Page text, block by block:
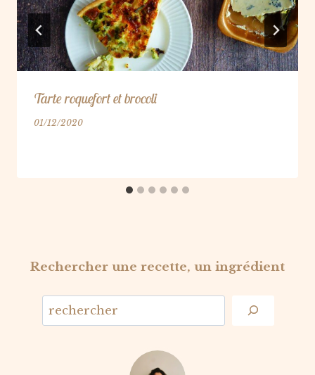
Tarte roquefort et brocoli
01/12/2020
Rechercher une recette, un ingrédient